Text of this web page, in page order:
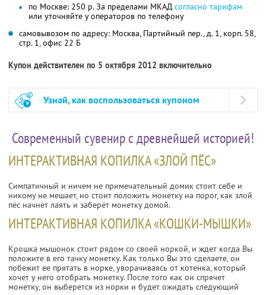
по Москве: 250 р. За пределами МКАД согласно тарифам
или уточняйте у операторов по телефону
самовывозом по адресу: Москва, Партийный пер., д. 1, корп. 58,
стр. 1, офис 22 Б
Купон действителен по 5 октября 2012 включительно
Узнай, как воспользоваться купоном
Современный сувенир с древнейшей историей!
ИНТЕРАКТИВНАЯ КОПИЛКА «ЗЛОЙ ПЁС»
Симпатичный и ничем не примечательный домик стоит себе и
никому не мешает, но стоит положить монетку на порог, как злой
пёс начнёт лаять и заберёт монетку домой.
ИНТЕРАКТИВНАЯ КОПИЛКА «КОШКИ-МЫШКИ»
Крошка мышонок стоит рядом со своей норкой, и ждет когда Вы
положите в его тачку монетку. Как только Вы это сделаете, он
побежит ее прятать в норке, уворачиваясь от котенка, который
хочет у него отобрать монетку. После того как он спрячет
монетку, он выберется из норки и будет ожидать следующий